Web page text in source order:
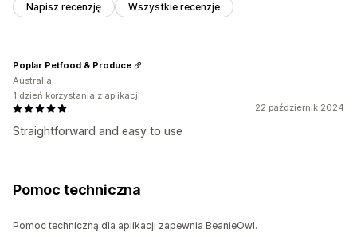
Napisz recenzję Wszystkie recenzje
22 październik 2024
Straightforward and easy to use
Poplar Petfood & Produce
Australia
1 dzień korzystania z aplikacji
Pomoc techniczna
Pomoc techniczną dla aplikacji zapewnia BeanieOwl.